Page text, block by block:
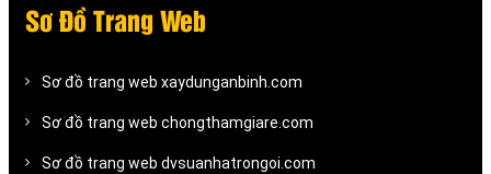
Sơ Đồ Trang Web
Sơ đồ trang web xaydunganbinh.com
Sơ đồ trang web chongthamgiare.com
Sơ đồ trang web dvsuanhatrongoi.com